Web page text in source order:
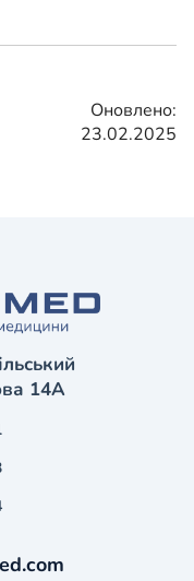
Оновлено:
23.02.2025
14А